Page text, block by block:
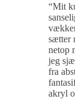
“Mit
sætter
netop
jeg
fra
akryl